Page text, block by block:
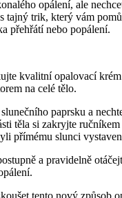
opálení, ale
tajný trik, který vám
přehřátí nebo popálení.
kvalitní opalovací
na celé tělo.
paprsku a
těla si zakryjte ručníkem
přímému slunci
a pravidelně